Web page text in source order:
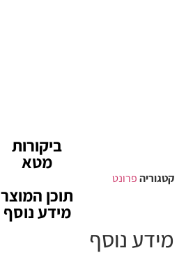
ביקורות
מטא
קטגוריהפרונט
תוכן המוצר
מידע נוסף
מידע נוסף